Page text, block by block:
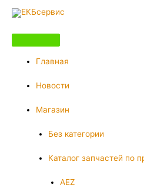
Перейти
содержимому
Главная
Новости
Магазин
Без категории
Каталог запчастей по
AEZ